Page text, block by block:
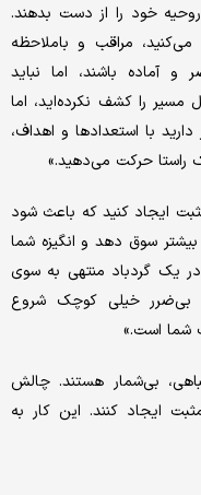
خود را از دست بدهند.
مراقب و باملاحظه
آماده باشند، اما نباید
مسیر را کشف نکرده‌اید، اما
با استعدادها و اهداف،
راستا حرکت می‌دهید.»
ایجاد کنید که باعث شود
سوق ‌دهد و انگیزه شما
در یک گردباد منتهی به سوی
بی‌ضرر خیلی کوچک شروع
شما است.»
بی‌شمار هستند. چالش
ایجاد کنند. این کار به